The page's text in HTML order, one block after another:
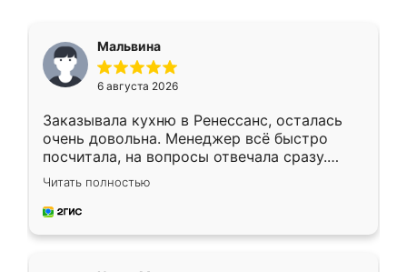
Мальвина
6 августа 2026
Заказывала кухню в Ренессанс, осталась
очень довольна. Менеджер всё быстро
посчитала, на вопросы отвечала сразу.
Замерщик приехал в субботу, подошёл к
делу со всей ответственностью. Собрали
за день, ребята работали аккуратно, даже
Читать полностью